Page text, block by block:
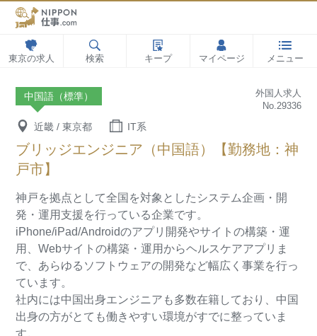
東京の求人 検索 キープ マイページ メニュー
中国語（標準）
外国人求人
No.29336
近畿 / 東京都 IT系
ブリッジエンジニア（中国語）【勤務地：神
戸市】
神戸を拠点として全国を対象としたシステム企画・開
発・運用支援を行っている企業です。
iPhone/iPad/Androidのアプリ開発やサイトの構築・運
用、Webサイトの構築・運用からヘルスケアアプリま
で、あらゆるソフトウェアの開発など幅広く事業を行っ
ています。
社内には中国出身エンジニアも多数在籍しており、中国
出身の方がとても働きやすい環境がすでに整っていま
す。